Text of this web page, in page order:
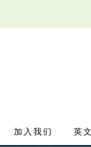
加入我们 英